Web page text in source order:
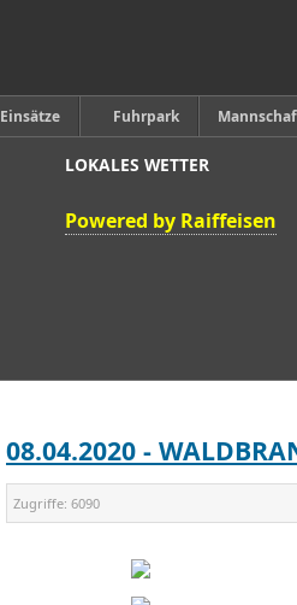
Einsätze Fuhrpark
LOKALES WETTER
Powered by Raiffeisen
08.04.2020 -
Zugriffe: 6090